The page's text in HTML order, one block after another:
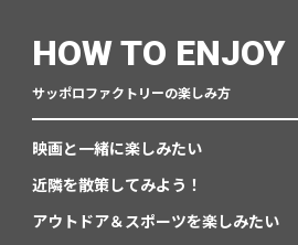
HOW TO ENJOY
サッポロファクトリーの楽しみ方
映画と一緒に楽しみたい
近隣を散策してみよう！
アウトドア＆スポーツを楽しみたい